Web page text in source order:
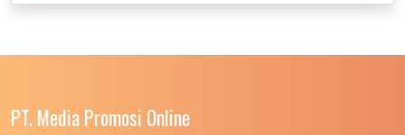
PT. Media Promosi Online